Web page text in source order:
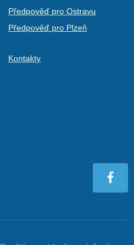
Předpověď pro Ostravu
Předpověď pro Plzeň
Kontakty